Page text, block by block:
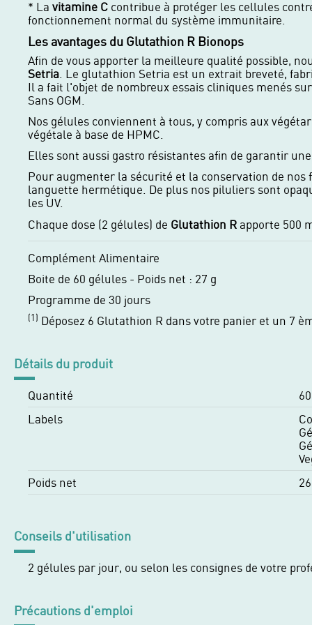
* La vitamine C contribue à protéger les cellules
fonctionnement normal du système immunitaire.
Les avantages du Glutathion R Bionops
Afin de vous apporter la meilleure qualité possible,
Setria . Le glutathion Setria est un extrait breveté,
Il a fait l'objet de nombreux essais cliniques menés
Sans OGM.
Nos gélules conviennent à tous, y compris aux
végétale à base de HPMC.
Elles sont aussi gastro résistantes afin de garantir
Pour augmenter la sécurité et la conservation de
languette hermétique. De plus nos piluliers sont
les UV.
Chaque dose (2 gélules) de Glutathion Rapporte 500
Complément Alimentaire
Boite de 60 gélules - Poids net : 27 g
Programme de 30 jours
(1) Déposez 6 Glutathion R dans votre panier et un 7
Détails du produit
Quantité
Labels
Poids net
Conseils d'utilisation
2 gélules par jour, ou selon les consignes de votre
Précautions d'emploi